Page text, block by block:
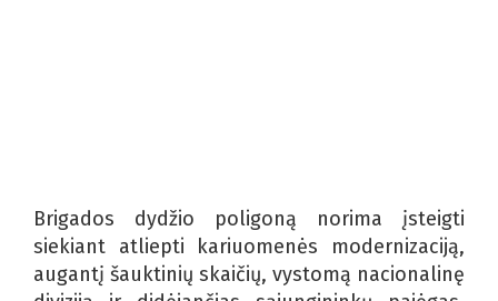
Brigados dydžio poligoną norima įsteigti
siekiant atliepti kariuomenės modernizaciją,
augantį šauktinių skaičių, vystomą nacionalinę